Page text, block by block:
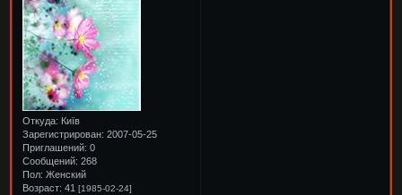
Откуда: Київ
Зарегистрирован: 2007-05-25
Приглашений: 0
Сообщений: 268
Пол: Женский
Возраст: 41[1985-02-24]